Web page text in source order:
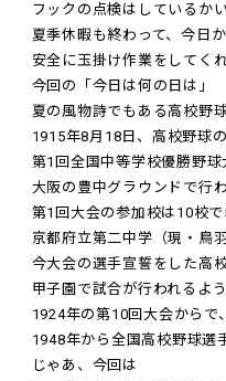
フックの点検はしているかい
夏季休暇も終わって、今日
安全に玉掛け作業をしてくれ
今回の「今日は何の日は」
夏の風物詩でもある高校野
1915年8月18日、高校野球
第1回全国中等学校優勝野
大阪の豊中グラウンドで行
第1回大会の参加校は10校で
京都府立第二中学（現・鳥
今大会の選手宣誓をした高
甲子園で試合が行われるよ
1924年の第10回大会からで
1948年から全国高校野球選
じゃあ、今回は